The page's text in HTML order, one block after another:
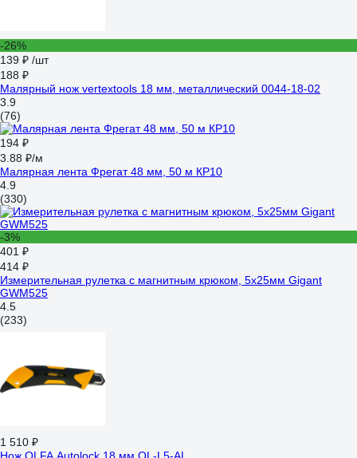
-26%
139 ₽ /шт
188 ₽
Малярный нож vertextools 18 мм, металлический 0044-18-02
3.9
(76)
194 ₽
3.88 ₽/м
Малярная лента Фрегат 48 мм, 50 м КР10
4.9
(330)
-3%
401 ₽
414 ₽
Измерительная рулетка с магнитным крюком, 5x25мм Gigant
GWM525
4.5
(233)
1 510 ₽